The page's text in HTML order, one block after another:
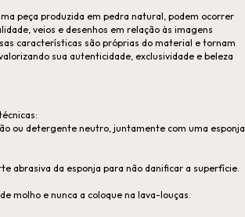
peça produzida em pedra natural, podem ocorrer
veios e desenhos em relação às imagens
características são próprias do material e tornam
sua autenticidade, exclusividade e beleza
ou detergente neutro, juntamente com uma esponja
abrasiva da esponja para não danificar a superfície.
molho e nunca a coloque na lava-louças.